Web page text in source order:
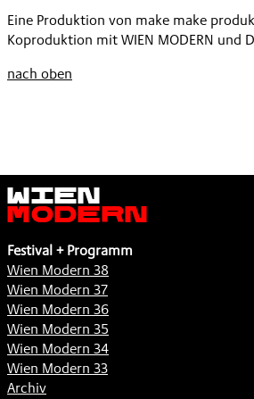
SEEHUNDFRAU«
,
»DAS
KIND
SEEHUNDFRAU«
Eine Produktion von make make
Koproduktion mit WIEN MODERN und
nach oben
Wien
Modern
Festival + Programm
Wien Modern 38
Wien Modern 37
Wien Modern 36
Wien Modern 35
Wien Modern 34
Wien Modern 33
Archiv